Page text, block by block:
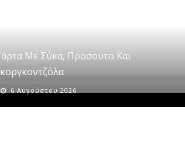
Με Σύκα, Προσούτο Και
6 Αυγούστου 2026